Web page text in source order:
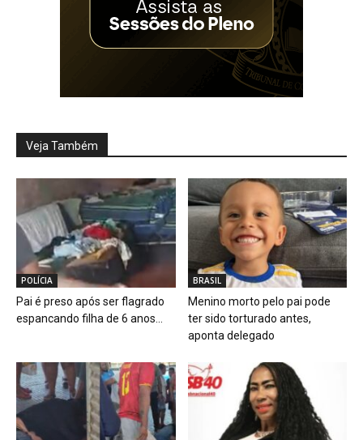
Veja Também
POLÍCIA
Pai é preso após ser flagrado
espancando filha de 6 anos...
BRASIL
Menino morto pelo pai pode
ter sido torturado antes,
aponta delegado